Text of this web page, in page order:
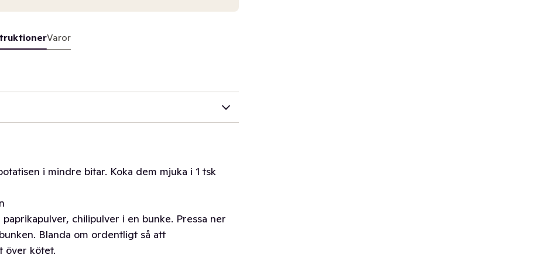
Varor
i mindre bitar. Koka dem mjuka i 1 tsk
chilipulver i en bunke. Pressa ner
Blanda om ordentligt så att
över kötet.